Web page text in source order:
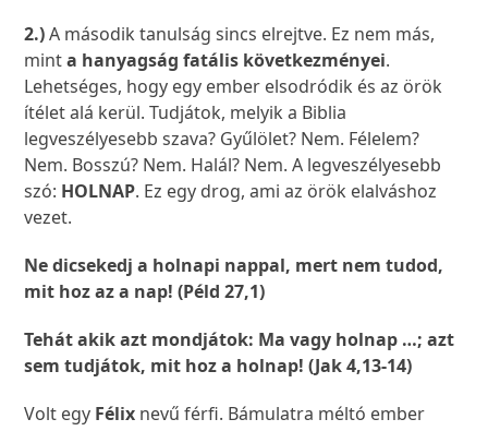
2.)A második tanulság sincs elrejtve. Ez nem más,
minta hanyagság fatális következményei.
Lehetséges, hogy egy ember elsodródik és az örök
ítélet alá kerül. Tudjátok, melyik a Biblia
legveszélyesebb szava? Gyűlölet? Nem. Félelem?
Nem. Bosszú? Nem. Halál? Nem. A legveszélyesebb
szó: HOLNAP. Ez egy drog, ami az örök elalváshoz
vezet.
Ne dicsekedj a holnapi nappal, mert nem tudod,
mit hoz az a nap! (Péld 27,1)
Tehát akik azt mondjátok: Ma vagy holnap …; azt
sem tudjátok, mit hoz a holnap! (Jak 4,13-14)
Volt egy Félix nevű férfi. Bámulatra méltó ember